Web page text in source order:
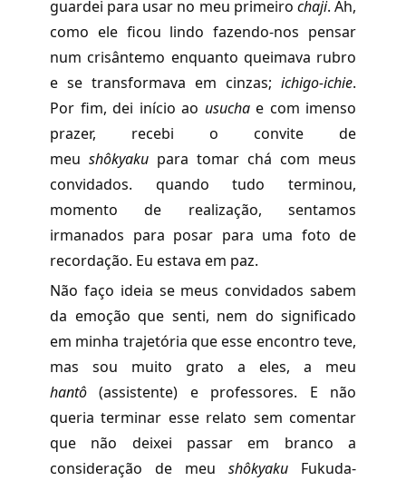
guardei para usar no meu primeiro chaji. Ah,
como ele ficou lindo fazendo-nos pensar
num crisântemo enquanto queimava rubro
e se transformava em cinzas; ichigo-ichie.
Por fim, dei início ao usuchae com imenso
prazer, recebi o convite de
meu shôkyaku para tomar chá com meus
convidados. quando tudo terminou,
momento de realização, sentamos
irmanados para posar para uma foto de
recordação. Eu estava em paz.
Não faço ideia se meus convidados sabem
da emoção que senti, nem do significado
em minha trajetória que esse encontro teve,
mas sou muito grato a eles, a meu
hantô (assistente) e professores. E não
queria terminar esse relato sem comentar
que não deixei passar em branco a
consideração de meu shôkyaku Fukuda-